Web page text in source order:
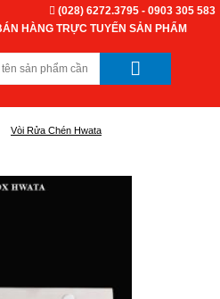
HÀNG TRỰC TUYẾN SẢN PHẨM
(028) 6272.3795 - 0903 305 583
Vòi Rửa Chén Hwata